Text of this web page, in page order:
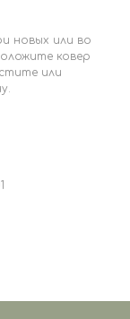
новых или во
ковер
или